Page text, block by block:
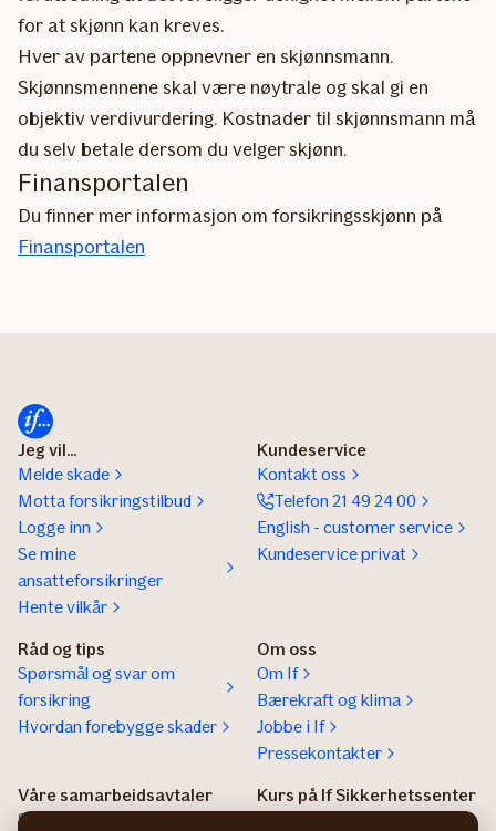
for at skjønn kan kreves.
Hver av partene oppnevner en skjønnsmann.
Skjønnsmennene skal være nøytrale og skal gi en
objektiv verdivurdering. Kostnader til skjønnsmann må
du selv betale dersom du velger skjønn.
Finansportalen
Du finner mer informasjon om forsikringsskjønn på
Finansportalen
Jeg vil...
Melde skade
Motta forsikringstilbud
Logge inn
Se mine
ansatteforsikringer
Hente vilkår
Kundeservice
Kontakt oss
Telefon 21 49 24 00
English - customer service
Kundeservice privat
Råd og tips
Spørsmål og svar om
forsikring
Hvordan forebygge skader
Om oss
Om If
Bærekraft og klima
Jobbe i If
Pressekontakter
Våre samarbeidsavtaler
Samarbeidsavtaler
Kurs på If Sikkerhetssenter